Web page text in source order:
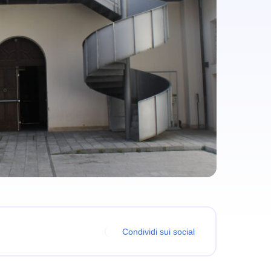
Condividi sui social